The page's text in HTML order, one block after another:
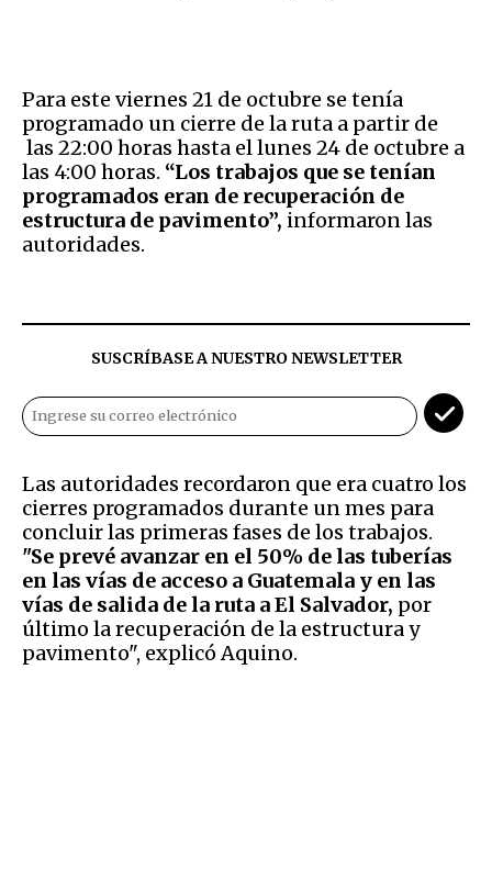
Para este viernes 21 de octubre se tenía
programado un cierre de la ruta a partir de
las 22:00 horas hasta el lunes 24 de octubre a
las 4:00 horas. “Los trabajos que se tenían
programados eran de recuperación de
estructura de pavimento”, informaron las
autoridades.
SUSCRÍBASE A NUESTRO NEWSLETTER
Las autoridades recordaron que era cuatro los
cierres programados durante un mes para
concluir las primeras fases de los trabajos.
"Se prevé avanzar en el 50% de las tuberías
en las vías de acceso a Guatemala y en las
vías de salida de la ruta a El Salvador, por
último la recuperación de la estructura y
pavimento", explicó Aquino.